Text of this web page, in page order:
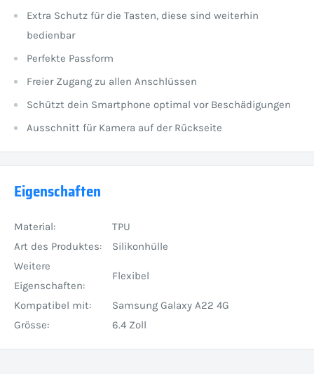
Extra Schutz für die Tasten, diese sind weiterhin
bedienbar
Perfekte Passform
Freier Zugang zu allen Anschlüssen
Schützt dein Smartphone optimal vor Beschädigungen
Ausschnitt für Kamera auf der Rückseite
Eigenschaften
Material:
TPU
Art des Produktes:
Silikonhülle
Weitere
Eigenschaften:
Flexibel
Kompatibel mit:
Samsung Galaxy A22 4G
Grösse:
6.4 Zoll